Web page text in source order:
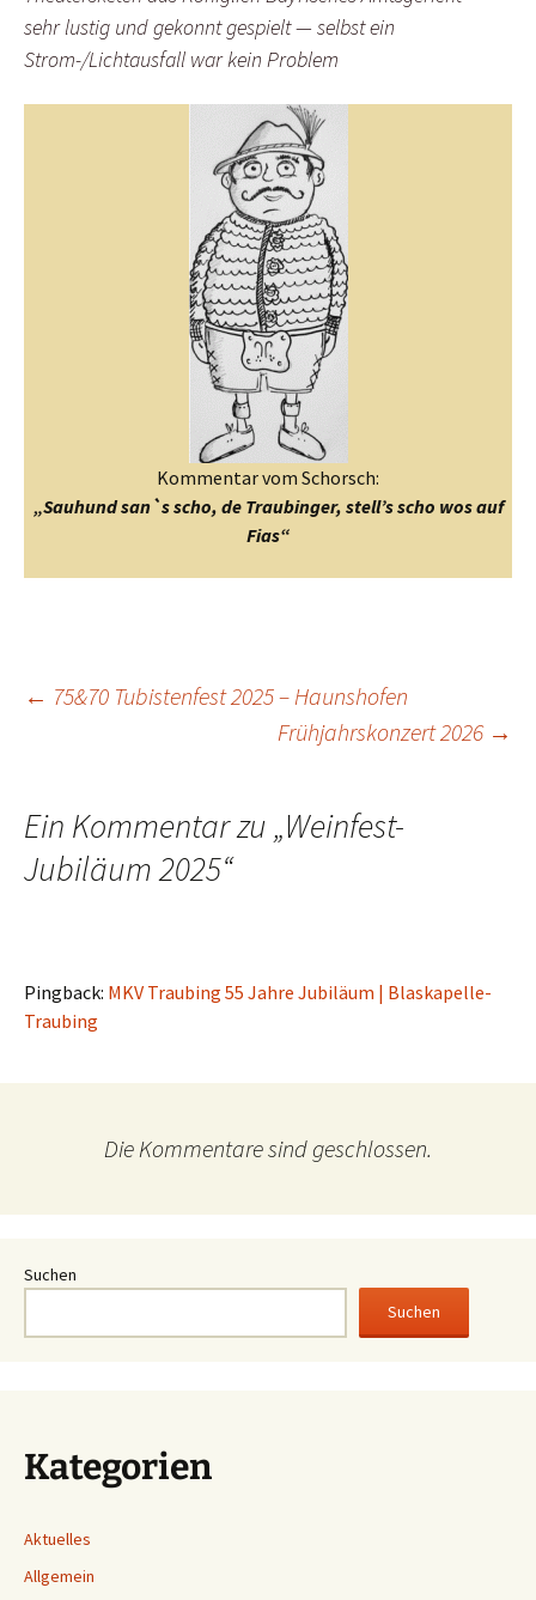
sehr lustig und gekonnt gespielt — selbst ein
Strom-/Lichtausfall war kein Problem
Kommentar vom Schorsch:
„Sauhund san`s scho, de Traubinger, stell’s scho wos auf
Fias“
Beitragsnavigation
← 75&70 Tubistenfest 2025 – Haunshofen
Frühjahrskonzert 2026 →
Ein Kommentar zu „Weinfest-
Jubiläum 2025“
Pingback: MKV Traubing 55 Jahre Jubiläum | Blaskapelle-
Traubing
Die Kommentare sind geschlossen.
Suchen
Suchen
Kategorien
Aktuelles
Allgemein